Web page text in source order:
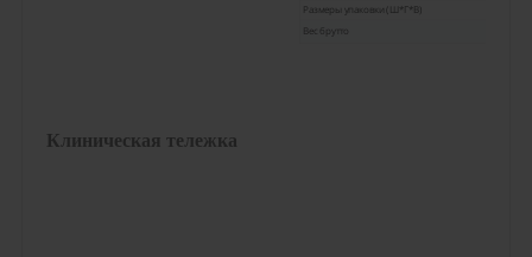
Размеры упаковки (Ш*Г*В)
Вес брутто
Клиническая тележка